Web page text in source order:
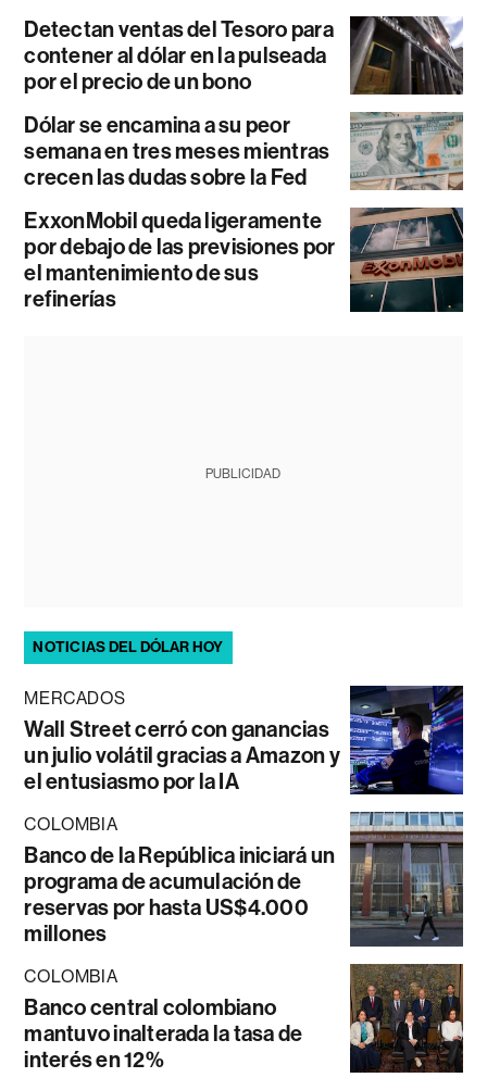
Detectan ventas del Tesoro para
contener al dólar en la pulseada
por el precio de un bono
Dólar se encamina a su peor
semana en tres meses mientras
crecen las dudas sobre la Fed
ExxonMobil queda ligeramente
por debajo de las previsiones por
el mantenimiento de sus
refinerías
PUBLICIDAD
NOTICIAS DEL DÓLAR HOY
MERCADOS
Wall Street cerró con ganancias
un julio volátil gracias a Amazon y
el entusiasmo por la IA
COLOMBIA
Banco de la República iniciará un
programa de acumulación de
reservas por hasta US$4.000
millones
COLOMBIA
Banco central colombiano
mantuvo inalterada la tasa de
interés en 12%